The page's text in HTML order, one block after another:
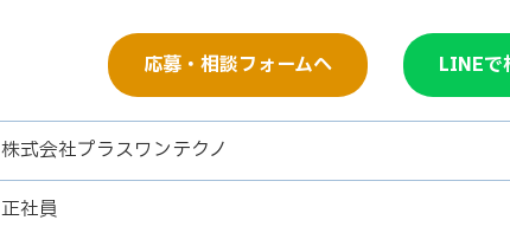
応募・相談フォームへ LINEで
株式会社プラスワンテクノ
正社員